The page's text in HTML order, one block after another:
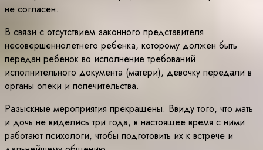
не согласен.
В связи с отсутствием законного представителя
несовершеннолетнего ребенка, которому должен быть
передан ребенок во исполнение требований
исполнительного документа (матери), девочку передали в
органы опеки и попечительства.
Разыскные мероприятия прекращены. Ввиду того, что мать
и дочь не виделись три года, в настоящее время с ними
работают психологи, чтобы подготовить их к встрече и